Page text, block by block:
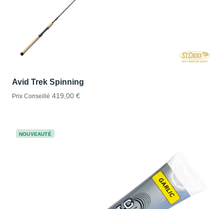
Avid Trek Spinning
Prix Conseillé 419,00 €
NOUVEAUTÉ